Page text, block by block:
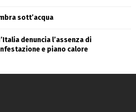
sott’acqua
denuncia l’assenza di
e piano calore